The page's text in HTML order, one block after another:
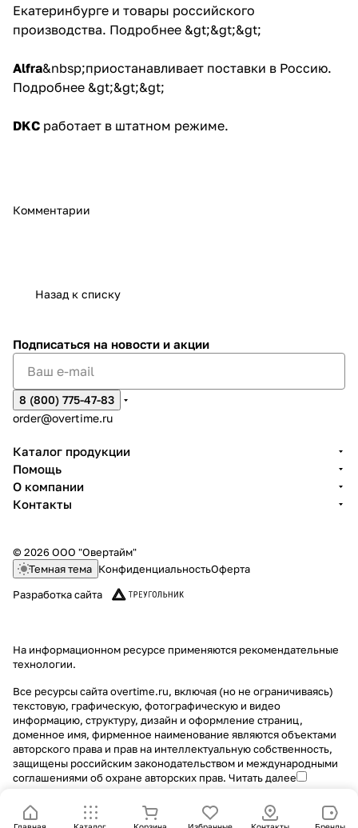
Екатеринбурге и товары российского
производства. Подробнее &gt;&gt;&gt;
Alfra&nbsp;приостанавливает поставки в Россию.
Подробнее &gt;&gt;&gt;
DKC работает в штатном режиме.
Комментарии
Назад к списку
Подписаться на новости и акции
8 (800) 775-47-83
order@overtime.ru
Каталог продукции
Помощь
О компании
Контакты
© 2026 ООО "Овертайм"
Темная тема КонфиденциальностьОферта
Разработка сайта
На информационном ресурсе применяются рекомендательные
технологии.
Все ресурсы сайта overtime.ru, включая (но не ограничиваясь)
текстовую, графическую, фотографическую и видео
информацию, структуру, дизайн и оформление страниц,
доменное имя, фирменное наименование являются объектами
авторского права и прав на интеллектуальную собственность,
защищены российским законодательством и международными
соглашениями об охране авторских прав. Читать далее